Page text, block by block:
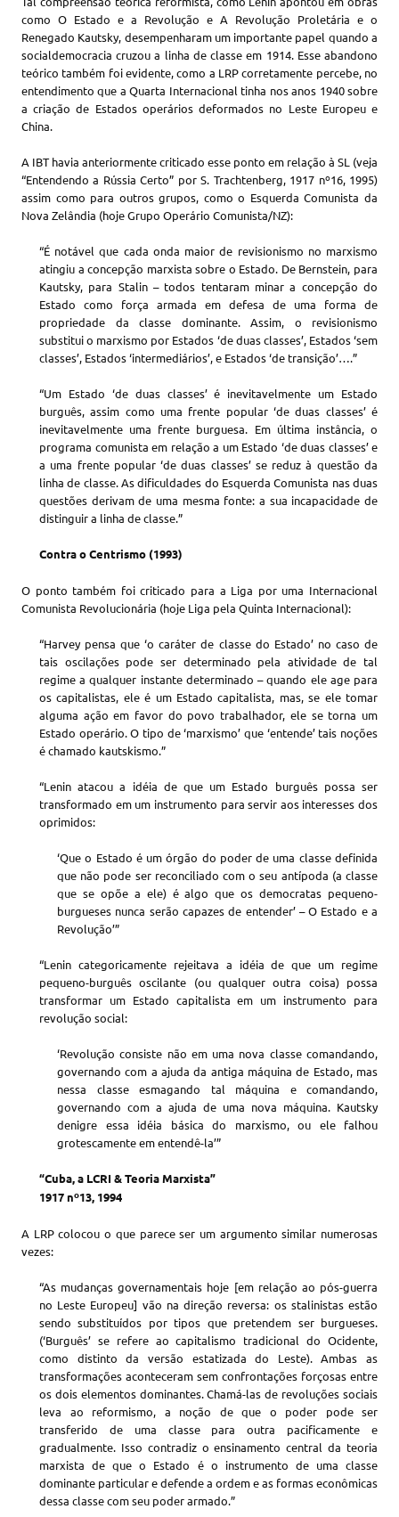
como O Estado e a Revolução e A Revolução Proletária e o
Renegado Kautsky, desempenharam um importante papel quando a
socialdemocracia cruzou a linha de classe em 1914. Esse abandono
teórico também foi evidente, como a LRP corretamente percebe, no
entendimento que a Quarta Internacional tinha nos anos 1940 sobre
a criação de Estados operários deformados no Leste Europeu e
China.
A IBT havia anteriormente criticado esse ponto em relação à SL (veja
“Entendendo a Rússia Certo” por S. Trachtenberg, 1917 nº16, 1995)
assim como para outros grupos, como o Esquerda Comunista da
Nova Zelândia (hoje Grupo Operário Comunista/NZ):
“É notável que cada onda maior de revisionismo no marxismo
atingiu a concepção marxista sobre o Estado. De Bernstein, para
Kautsky, para Stalin – todos tentaram minar a concepção do
Estado como força armada em defesa de uma forma de
propriedade da classe dominante. Assim, o revisionismo
substitui o marxismo por Estados ‘de duas classes’, Estados ‘sem
classes’, Estados ‘intermediários’, e Estados ‘de transição’….”
“Um Estado ‘de duas classes’ é inevitavelmente um Estado
burguês, assim como uma frente popular ‘de duas classes’ é
inevitavelmente uma frente burguesa. Em última instância, o
programa comunista em relação a um Estado ‘de duas classes’ e
a uma frente popular ‘de duas classes’ se reduz à questão da
linha de classe. As dificuldades do Esquerda Comunista nas duas
questões derivam de uma mesma fonte: a sua incapacidade de
distinguir a linha de classe.”
Contra o Centrismo (1993)
O ponto também foi criticado para a Liga por uma Internacional
Comunista Revolucionária (hoje Liga pela Quinta Internacional):
“Harvey pensa que ‘o caráter de classe do Estado’ no caso de
tais oscilações pode ser determinado pela atividade de tal
regime a qualquer instante determinado – quando ele age para
os capitalistas, ele é um Estado capitalista, mas, se ele tomar
alguma ação em favor do povo trabalhador, ele se torna um
Estado operário. O tipo de ‘marxismo’ que ‘entende’ tais noções
é chamado kautskismo.”
“Lenin atacou a idéia de que um Estado burguês possa ser
transformado em um instrumento para servir aos interesses dos
oprimidos:
‘Que o Estado é um órgão do poder de uma classe definida
que não pode ser reconciliado com o seu antípoda (a classe
que se opõe a ele) é algo que os democratas pequeno-
burgueses nunca serão capazes de entender’ – O Estado e a
Revolução’”
“Lenin categoricamente rejeitava a idéia de que um regime
pequeno-burguês oscilante (ou qualquer outra coisa) possa
transformar um Estado capitalista em um instrumento para
revolução social:
‘Revolução consiste não em uma nova classe comandando,
governando com a ajuda da antiga máquina de Estado, mas
nessa classe esmagando tal máquina e comandando,
governando com a ajuda de uma nova máquina. Kautsky
denigre essa idéia básica do marxismo, ou ele falhou
grotescamente em entendê-la’”
“Cuba, a LCRI & Teoria Marxista”
1917 nº13, 1994
A LRP colocou o que parece ser um argumento similar numerosas
vezes:
“As mudanças governamentais hoje [em relação ao pós-guerra
no Leste Europeu] vão na direção reversa: os stalinistas estão
sendo substituídos por tipos que pretendem ser burgueses.
(‘Burguês’ se refere ao capitalismo tradicional do Ocidente,
como distinto da versão estatizada do Leste). Ambas as
transformações aconteceram sem confrontações forçosas entre
os dois elementos dominantes. Chamá-las de revoluções sociais
leva ao reformismo, a noção de que o poder pode ser
transferido de uma classe para outra pacificamente e
gradualmente. Isso contradiz o ensinamento central da teoria
marxista de que o Estado é o instrumento de uma classe
dominante particular e defende a ordem e as formas econômicas
dessa classe com seu poder armado.”